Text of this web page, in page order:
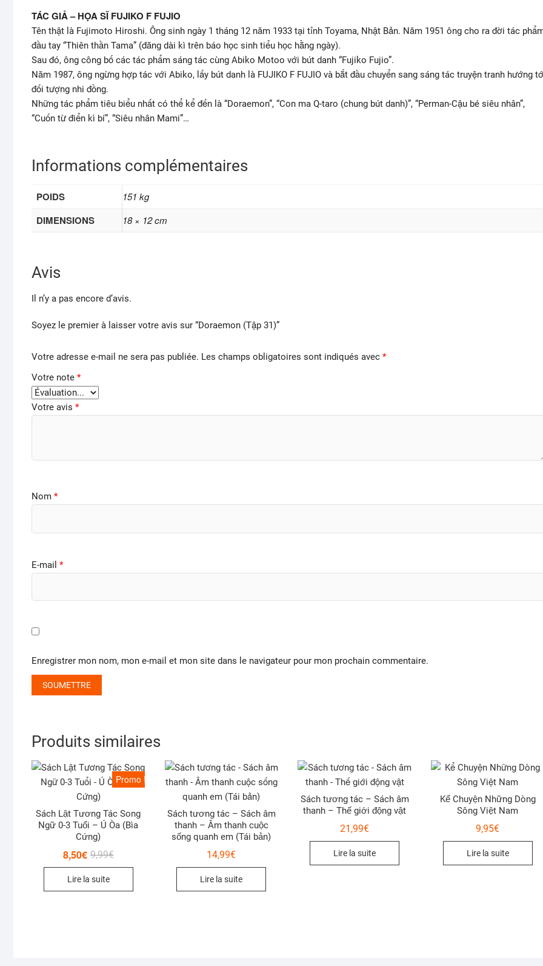
TÁC GIẢ – HỌA SĨ FUJIKO F FUJIO
Tên thật là Fujimoto Hiroshi. Ông sinh ngày 1 tháng 12 năm 1933 tại tỉnh Toyama, Nhật Bản. Năm 1951 ông cho ra đời tác
đầu tay “Thiên thần Tama” (đăng dài kì trên báo học sinh tiểu học hằng ngày).
Sau đó, ông công bố các tác phẩm sáng tác cùng Abiko Motoo với bút danh “Fujiko Fujio”.
Năm 1987, ông ngừng hợp tác với Abiko, lấy bút danh là FUJIKO F FUJIO và bắt đầu chuyển sang sáng tác truyện tranh hướng
đối tượng nhi đồng.
Những tác phẩm tiêu biểu nhất có thể kể đến là “Doraemon”, “Con ma Q-taro (chung bút danh)”, “Perman-Cậu bé siêu nhân”,
“Cuốn từ điển kì bí”, “Siêu nhân Mami”…
Informations complémentaires
POIDS 151 kg
DIMENSIONS 18 × 12 cm
Avis
Il n’y a pas encore d’avis.
Soyez le premier à laisser votre avis sur “Doraemon (Tập 31)”
Votre adresse e-mail ne sera pas publiée. Les champs obligatoires sont indiqués avec *
Votre note *
Votre avis *
Nom *
E-mail *
Enregistrer mon nom, mon e-mail et mon site dans le navigateur pour mon prochain commentaire.
Produits similaires
Promo !
Sách Lật Tương Tác Song
Ngữ 0-3 Tuổi – Ú Òa (Bìa
Cứng)
9,99€Le
9,99€.
8,50€
Le
8,50€.
Lire la suite
Sách tương tác – Sách âm
thanh – Âm thanh cuộc
sống quanh em (Tái bản)
14,99€
Lire la suite
Sách tương tác – Sách âm
thanh – Thế giới động vật
21,99€
Lire la suite
Kể Chuyện Những Dòng
Sông Việt Nam
9,95€
Lire la suite